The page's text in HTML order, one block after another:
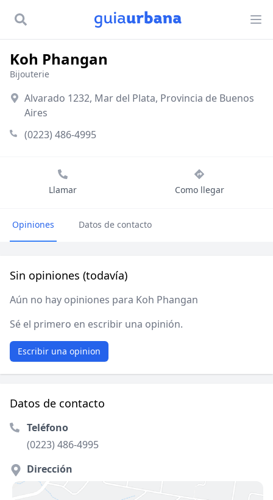
Koh Phangan
Bijouterie
Alvarado 1232, Mar del Plata, Provincia de Buenos
Aires
(0223) 486-4995
Llamar Como llegar
Opiniones Datos de contacto
Sin opiniones (todavía)
Aún no hay opiniones para Koh Phangan
Sé el primero en escribir una opinión.
Escribir una opinion
Datos de contacto
Teléfono
(0223) 486-4995
Dirección